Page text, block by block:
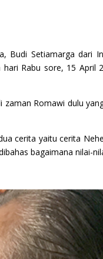
Budi Setiamarga dari
hari Rabu sore, 15 April
Romawi dulu
cerita yaitu cerita
bagaimana nilai-